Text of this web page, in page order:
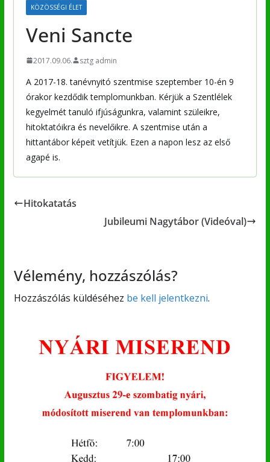
KÖZÖSSÉGI ÉLET
Veni Sancte
2017.09.06. sztg admin
A 2017-18. tanévnyitó szentmise szeptember 10-én 9
órakor kezdődik templomunkban. Kérjük a Szentlélek
kegyelmét tanuló ifjúságunkra, valamint szüleikre,
hitoktatóikra és nevelőikre. A szentmise után a
hittantábor képeit vetítjük. Ezen a napon lesz az első
agapé is.
Hitokatatás
Jubileumi Nagytábor (Videóval)
Vélemény, hozzászólás?
Hozzászólás küldéséhez be kell jelentkezni.